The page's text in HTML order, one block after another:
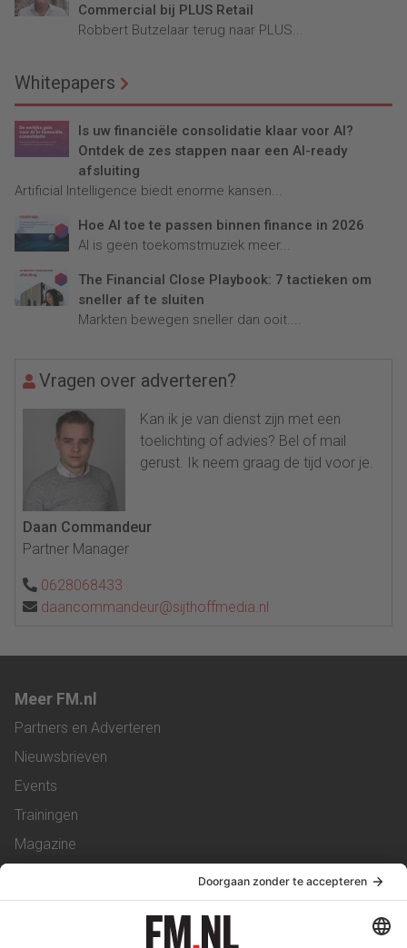
Commercial bij PLUS Retail
Robbert Butzelaar terug naar PLUS...
Whitepapers
Is uw financiële consolidatie klaar voor AI?
Ontdek de zes stappen naar een AI-ready
afsluiting
Artificial Intelligence biedt enorme kansen...
Hoe AI toe te passen binnen finance in 2026
AI is geen toekomstmuziek meer...
The Financial Close Playbook: 7 tactieken om
sneller af te sluiten
Markten bewegen sneller dan ooit....
Vragen over adverteren?
Kan ik je van dienst zijn met een
toelichting of advies? Bel of mail
gerust. Ik neem graag de tijd voor je.
Daan Commandeur
Partner Manager
0628068433
daancommandeur@sijthoffmedia.nl
Meer FM.nl
Partners en Adverteren
Nieuwsbrieven
Events
Trainingen
Magazine
Service & Contact